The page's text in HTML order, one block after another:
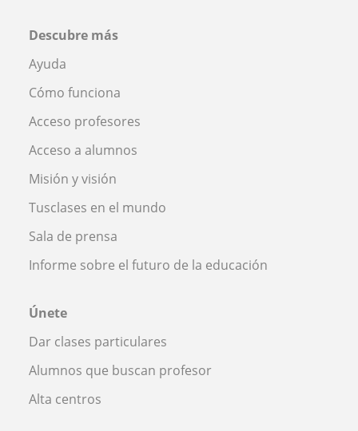
Descubre más
Ayuda
Cómo funciona
Acceso profesores
Acceso a alumnos
Misión y visión
Tusclases en el mundo
Sala de prensa
Informe sobre el futuro de la educación
Únete
Dar clases particulares
Alumnos que buscan profesor
Alta centros